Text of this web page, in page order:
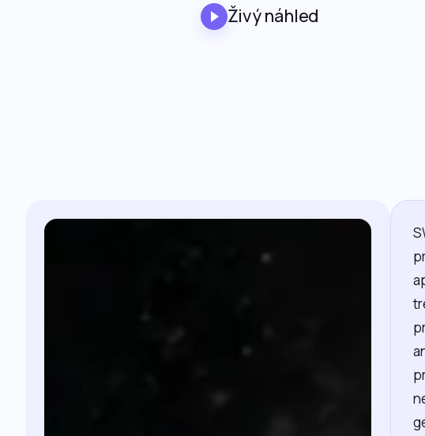
Živý náhled